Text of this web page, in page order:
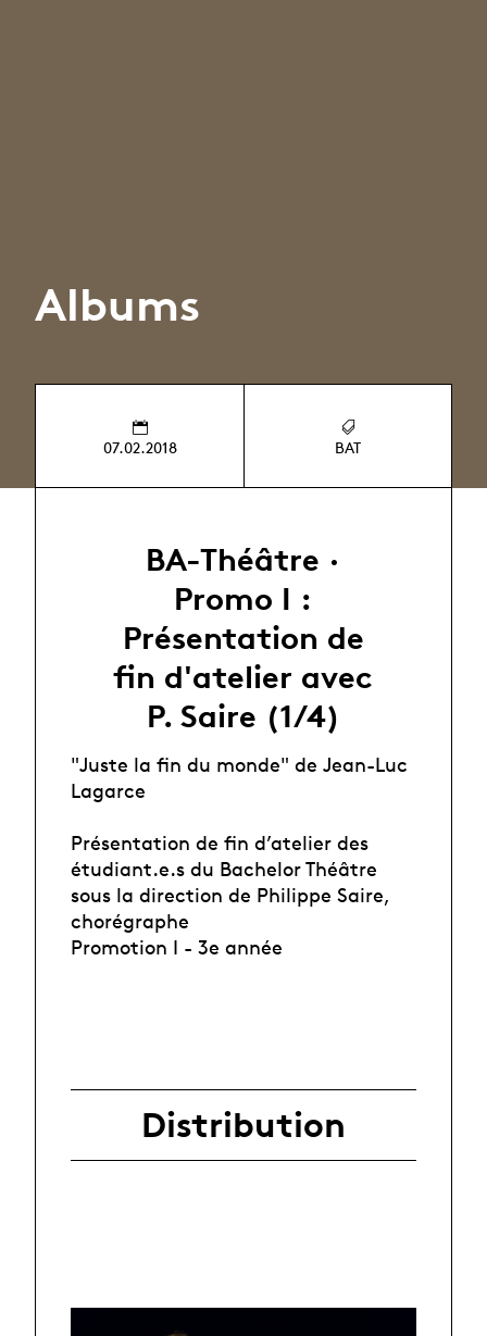
Albums
07.02.2018 BAT
BA-Théâtre ·
Promo I :
Présentation de
fin d'atelier avec
P. Saire (1/4)
"Juste la fin du monde" de Jean-Luc
Lagarce
Présentation de fin d’atelier des
étudiant.e.s du Bachelor Théâtre
sous la direction de Philippe Saire,
chorégraphe
Promotion I - 3e année
Distribution